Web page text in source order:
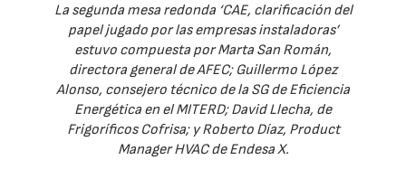
La segunda mesa redonda ‘CAE, clarificación del
papel jugado por las empresas instaladoras’
estuvo compuesta por Marta San Román,
directora general de AFEC; Guillermo López
Alonso, consejero técnico de la SG de Eficiencia
Energética en el MITERD; David Llecha, de
Frigoríficos Cofrisa; y Roberto Díaz, Product
Manager HVAC de Endesa X.